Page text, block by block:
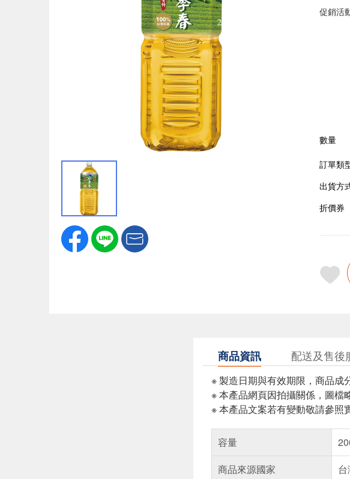
促銷活
數量
訂單類
出貨方
折價券
商品資訊 配送及售後
※ 製造日期與有效期限，商品成
※ 本產品網頁因拍攝關係，圖檔
※ 本產品文案若有變動敬請參照
容量
商品來源國家